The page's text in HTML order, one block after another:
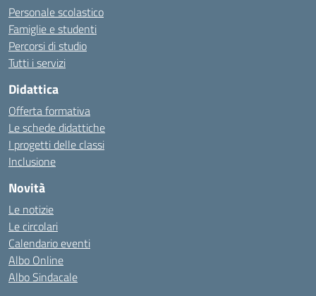
Personale scolastico
Famiglie e studenti
Percorsi di studio
Tutti i servizi
Didattica
Offerta formativa
Le schede didattiche
I progetti delle classi
Inclusione
Novità
Le notizie
Le circolari
Calendario eventi
Albo Online
Albo Sindacale